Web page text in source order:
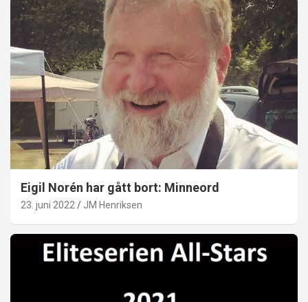
Eigil Norén har gått bort: Minneord
23. juni 2022 JM Henriksen